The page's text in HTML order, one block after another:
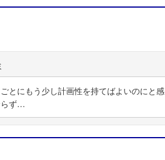
とにもう少し計画性を持てばよいのにと感
らず…